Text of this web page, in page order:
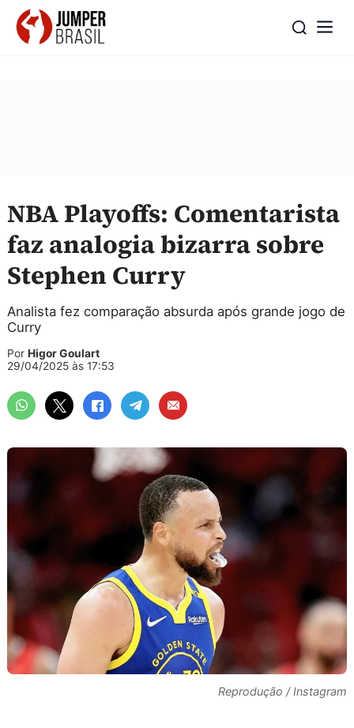
NBA Playoffs: Comentarista
faz analogia bizarra sobre
Stephen Curry
Analista fez comparação absurda após grande jogo de
Curry
Por Higor Goulart
29/04/2025 às 17:53
Reprodução / Instagram